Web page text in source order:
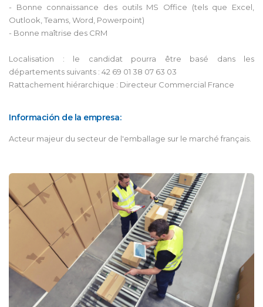
- Bonne connaissance des outils MS Office (tels que Excel,
Outlook, Teams, Word, Powerpoint)
- Bonne maîtrise des CRM
Localisation : le candidat pourra être basé dans les
départements suivants : 42 69 01 38 07 63 03
Rattachement hiérarchique : Directeur Commercial France
Información de la empresa:
Acteur majeur du secteur de l'emballage sur le marché français.